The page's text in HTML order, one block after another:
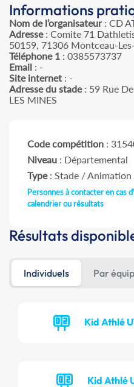
Informations
Nom de l’organisateur: CD
Adresse: Comite 71
50159, 71306 Montceau-
Téléphone 1 : 0385573737
Email : -
Site internet : -
Adresse du stade: 59 Rue
LES MINES
Code compétition :
Niveau : Départemental
Type: Stade / Animation
Personnes à contacter en cas
calendrier ou résultats
Résultats
Individuels Par
Kid Athlé
Kid Athlé